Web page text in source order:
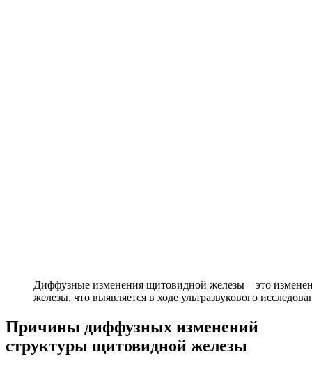
Диффузные изменения щитовидной железы – это
железы, что выявляется в ходе ультразвукового
Причины диффузных изменений
структуры щитовидной железы